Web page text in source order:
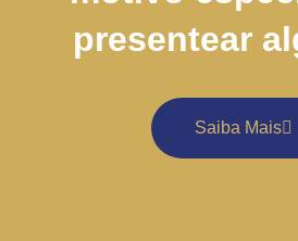
presentear
Saiba Mais